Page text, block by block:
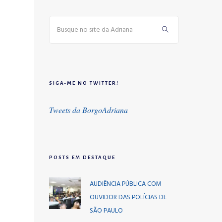
SIGA-ME NO TWITTER!
Tweets da BorgoAdriana
POSTS EM DESTAQUE
AUDIÊNCIA PÚBLICA COM
OUVIDOR DAS POLÍCIAS DE
SÃO PAULO